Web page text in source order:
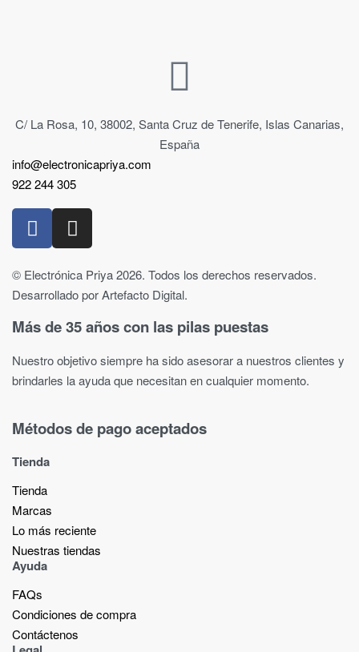
C/ La Rosa, 10, 38002, Santa Cruz de Tenerife, Islas Canarias,
España
info@electronicapriya.com
922 244 305
© Electrónica Priya 2026. Todos los derechos reservados.
Desarrollado por Artefacto Digital.
Más de 35 años con las pilas puestas
Nuestro objetivo siempre ha sido asesorar a nuestros clientes y
brindarles la ayuda que necesitan en cualquier momento.
Métodos de pago aceptados
Tienda
Tienda
Marcas
Lo más reciente​
Nuestras tiendas​
Ayuda
FAQs
Condiciones de compra
Contáctenos